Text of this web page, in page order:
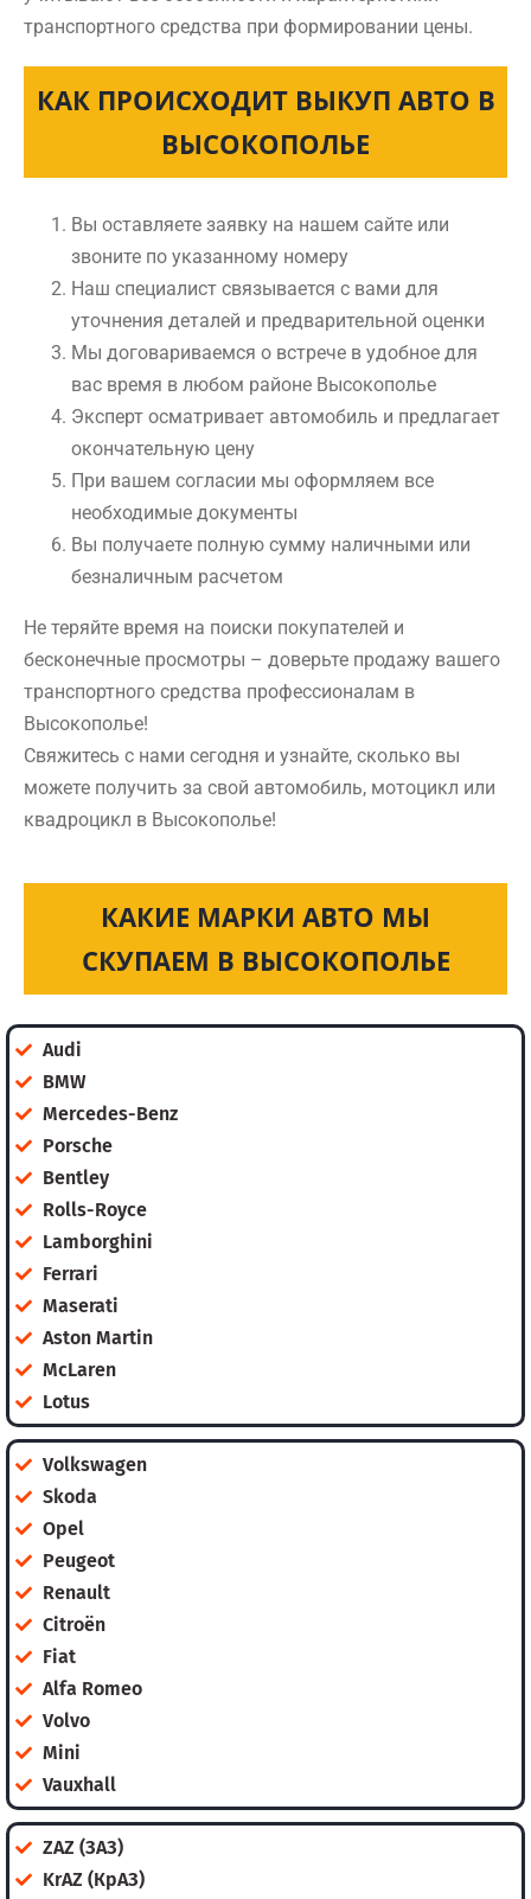
транспортного средства при формировании цены.
КАК ПРОИСХОДИТ ВЫКУП АВТО В
ВЫСОКОПОЛЬЕ
Вы оставляете заявку на нашем сайте или
звоните по указанному номеру
Наш специалист связывается с вами для
уточнения деталей и предварительной оценки
Мы договариваемся о встрече в удобное для
вас время в любом районе Высокополье
Эксперт осматривает автомобиль и предлагает
окончательную цену
При вашем согласии мы оформляем все
необходимые документы
Вы получаете полную сумму наличными или
безналичным расчетом
Не теряйте время на поиски покупателей и
бесконечные просмотры – доверьте продажу вашего
транспортного средства профессионалам в
Высокополье!
Свяжитесь с нами сегодня и узнайте, сколько вы
можете получить за свой автомобиль, мотоцикл или
квадроцикл в Высокополье!
КАКИЕ МАРКИ АВТО МЫ
СКУПАЕМ В ВЫСОКОПОЛЬЕ
Audi
BMW
Mercedes-Benz
Porsche
Bentley
Rolls-Royce
Lamborghini
Ferrari
Maserati
Aston Martin
McLaren
Lotus
Volkswagen
Skoda
Opel
Peugeot
Renault
Citroën
Fiat
Alfa Romeo
Volvo
Mini
Vauxhall
ZAZ (ЗАЗ)
KrAZ (КрАЗ)